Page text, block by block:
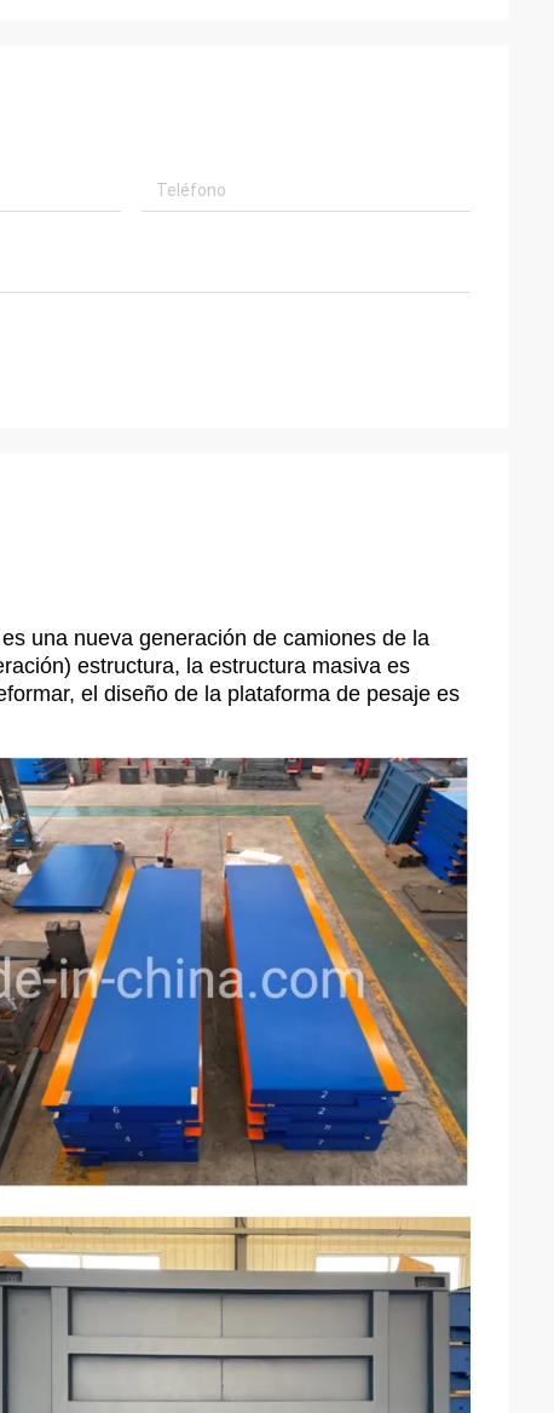
es una nueva generación de camiones de la
estructura, la estructura masiva es
el diseño de la plataforma de pesaje es